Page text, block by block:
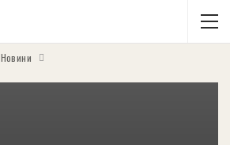
Новини